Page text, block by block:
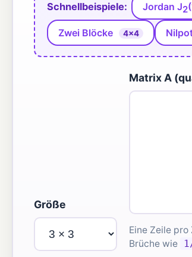
Schnellbeispiele: Jordan J2
Zwei Blöcke 4×4
Größe
Matrix A
Eine Zeile
Brüche wie